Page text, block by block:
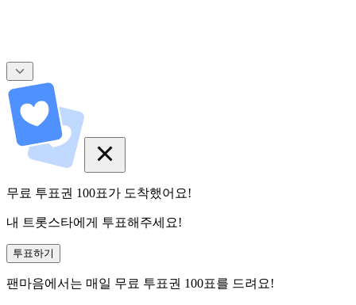
무료 투표권 100표가 도착했어요!
내 트롯스타에게 투표해주세요!
투표하기
팬마음에서는 매일 무료 투표권 100표를 드려요!